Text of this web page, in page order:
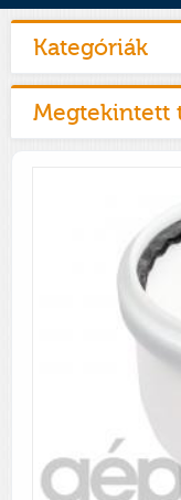
Kategóriák
Megtekintett